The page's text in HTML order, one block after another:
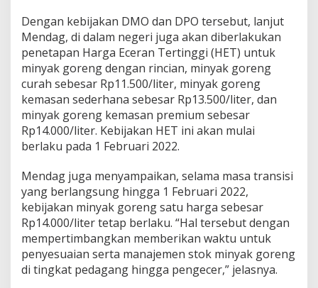
Dengan kebijakan DMO dan DPO tersebut, lanjut
Mendag, di dalam negeri juga akan diberlakukan
penetapan Harga Eceran Tertinggi (HET) untuk
minyak goreng dengan rincian, minyak goreng
curah sebesar Rp11.500/liter, minyak goreng
kemasan sederhana sebesar Rp13.500/liter, dan
minyak goreng kemasan premium sebesar
Rp14.000/liter. Kebijakan HET ini akan mulai
berlaku pada 1 Februari 2022.
Mendag juga menyampaikan, selama masa transisi
yang berlangsung hingga 1 Februari 2022,
kebijakan minyak goreng satu harga sebesar
Rp14.000/liter tetap berlaku. “Hal tersebut dengan
mempertimbangkan memberikan waktu untuk
penyesuaian serta manajemen stok minyak goreng
di tingkat pedagang hingga pengecer,” jelasnya.